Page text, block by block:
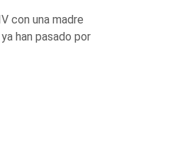
con una madre
han pasado por